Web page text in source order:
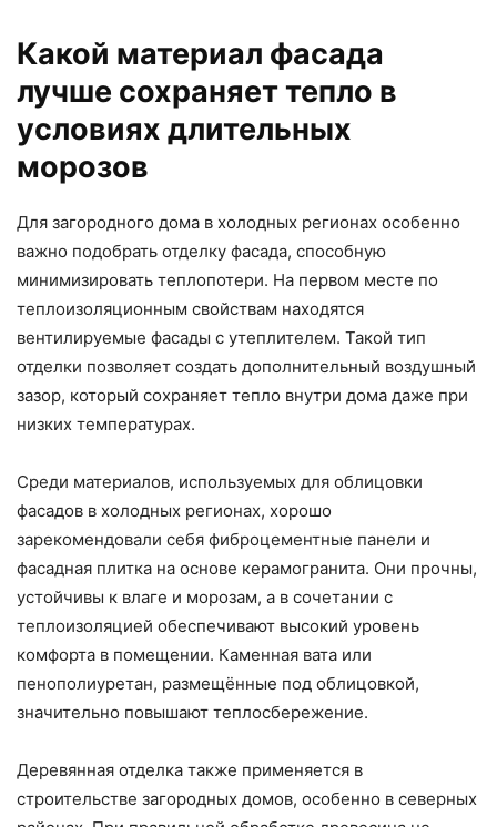
Какой материал фасада
лучше сохраняет тепло в
условиях длительных
морозов
Для загородного дома в холодных регионах особенно
важно подобрать отделку фасада, способную
минимизировать теплопотери. На первом месте по
теплоизоляционным свойствам находятся
вентилируемые фасады с утеплителем. Такой тип
отделки позволяет создать дополнительный воздушный
зазор, который сохраняет тепло внутри дома даже при
низких температурах.
Среди материалов, используемых для облицовки
фасадов в холодных регионах, хорошо
зарекомендовали себя фиброцементные панели и
фасадная плитка на основе керамогранита. Они прочны,
устойчивы к влаге и морозам, а в сочетании с
теплоизоляцией обеспечивают высокий уровень
комфорта в помещении. Каменная вата или
пенополиуретан, размещённые под облицовкой,
значительно повышают теплосбережение.
Деревянная отделка также применяется в
строительстве загородных домов, особенно в северных